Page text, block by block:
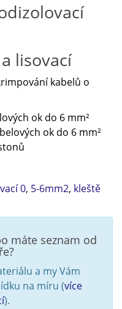
lisovací
kabelů o
ok do 6 mm²
ok do 6 mm²
0, 5-6mm2, kleště
máte seznam od
a my Vám
na míru (více
).